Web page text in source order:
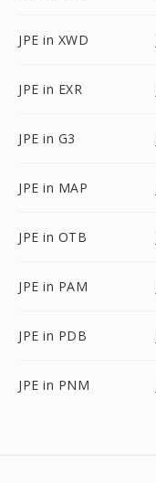
JPE in XWD
JPE in EXR
JPE in G3
JPE in MAP
JPE in OTB
JPE in PAM
JPE in PDB
JPE in PNM